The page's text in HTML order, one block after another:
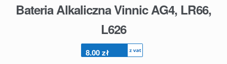
Bateria Alkaliczna Vinnic AG4, LR66,
L626
8.00zł